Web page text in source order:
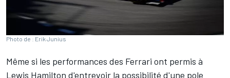
Photo de : Erik Junius
Même si les performances des Ferrari ont permis à
Lewis Hamilton d'entrevoir la possibilité d'une pole